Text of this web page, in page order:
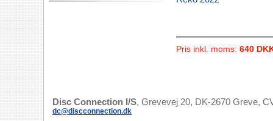
Pris inkl. moms: 640
Disc Connection I/S, Grevevej 20, DK-2670 Greve,
dc@discconnection.dk